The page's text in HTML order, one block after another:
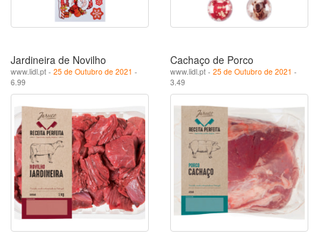
Jardineira de Novilho
www.lidl.pt - 25 de Outubro de 2021 -
6.99
Cachaço de Porco
www.lidl.pt - 25 de Outubro de 2021 -
3.49